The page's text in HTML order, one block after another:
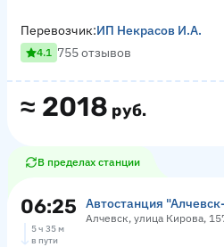
≈ 2018 руб.
Перевозчик:ИП Некрасов И.А.
4.1 755 отзывов
В пределах станции
06:25 Автостанция
Алчевск, улица Кирова,
5 ч 35 м
в пути